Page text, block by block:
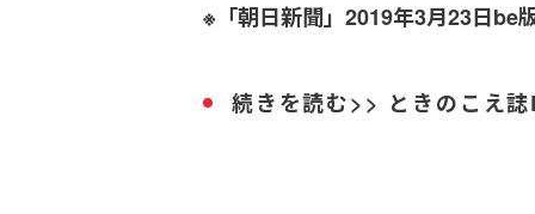
※「朝日新聞」2019年3月23日be
続きを読む>> ときのこえ